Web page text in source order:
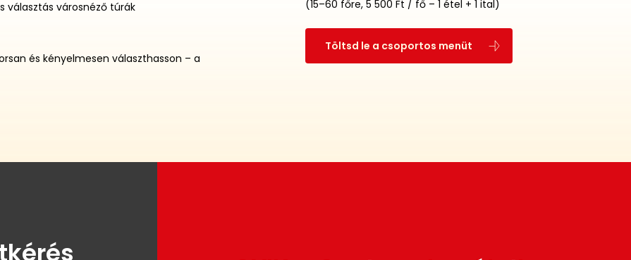
választás városnéző túrák
és kényelmesen választhasson – a
(15–60 főre, 5 500 Ft / fő – 1 étel + 1 ital)
Töltsd le a csoportos menüt